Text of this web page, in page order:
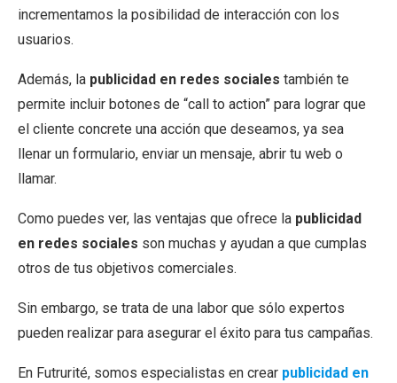
incrementamos la posibilidad de interacción con los
usuarios.
Además, la publicidad en redes sociales también te
permite incluir botones de “call to action” para lograr que
el cliente concrete una acción que deseamos, ya sea
llenar un formulario, enviar un mensaje, abrir tu web o
llamar.
Como puedes ver, las ventajas que ofrece la publicidad
en redes sociales son muchas y ayudan a que cumplas
otros de tus objetivos comerciales.
Sin embargo, se trata de una labor que sólo expertos
pueden realizar para asegurar el éxito para tus campañas.
En Futrurité, somos especialistas en crear publicidad en